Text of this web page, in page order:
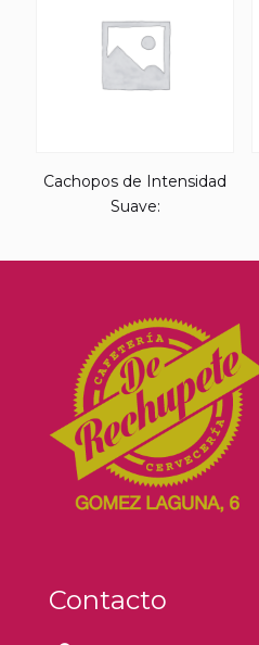
Cachopos de Intensidad
Suave:
Contacto